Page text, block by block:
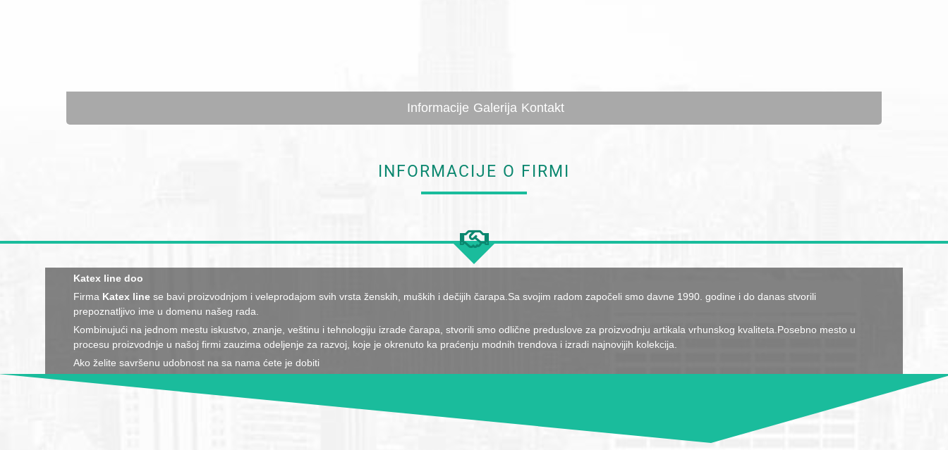
Informacije Galerija Kontakt
INFORMACIJE O FIRMI
Katex line doo
FirmaKatex linese bavi proizvodnjom i veleprodajom svih vrsta ženskih, muških i dečijih čarapa.Sa svojim radom započeli smo davne 1990. godine i do danas stvorili
prepoznatljivo ime u domenu našeg rada.
Kombinujući na jednom mestu iskustvo, znanje, veštinu i tehnologiju izrade čarapa, stvorili smo odlične preduslove za proizvodnju artikala vrhunskog kvaliteta.Posebno mesto u
procesu proizvodnje u našoj firmi zauzima odeljenje za razvoj, koje je okrenuto ka praćenju modnih trendova i izradi najnovijih kolekcija.
Ako želite savršenu udobnost na sa nama ćete je dobiti